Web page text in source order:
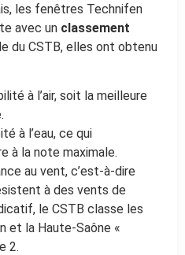
les fenêtres Technifen
avec un classement
du CSTB, elles ont obtenu
à l’air, soit la meilleure
à l’eau, ce qui
à la note maximale.
au vent, c’est-à-dire
à des vents de
le CSTB classe les
et la Haute-Saône «
2.